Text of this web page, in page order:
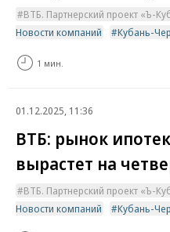
ВТБ. Партнерский проект «Ъ-
Новости компаний
Кубань-
1 мин.
01.12.2025, 11:36
ВТБ: рынок
вырастет на
ВТБ. Партнерский проект «Ъ-
Новости компаний
Кубань-